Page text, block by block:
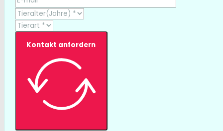
Kontakt anfordern